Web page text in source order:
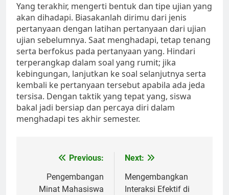
Yang terakhir, mengerti bentuk dan tipe ujian yang
akan dihadapi. Biasakanlah dirimu dari jenis
pertanyaan dengan latihan pertanyaan dari ujian
ujian sebelumnya. Saat menghadapi, tetap tenang
serta berfokus pada pertanyaan yang. Hindari
terperangkap dalam soal yang rumit; jika
kebingungan, lanjutkan ke soal selanjutnya serta
kembali ke pertanyaan tersebut apabila ada jeda
tersisa. Dengan taktik yang tepat yang, siswa
bakal jadi bersiap dan percaya diri dalam
menghadapi tes akhir semester.
navigation
Previous:
Pengembangan
Minat Mahasiswa
Next:
Mengembangkan
Interaksi Efektif di